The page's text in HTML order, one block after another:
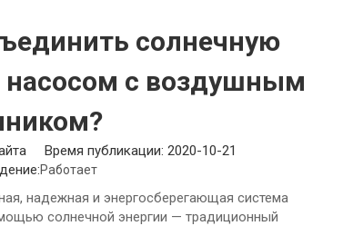
солнечную
с воздушным
Время публикации: 2020-10-21
Работает
надежная и энергосберегающая система
солнечной энергии — традиционный